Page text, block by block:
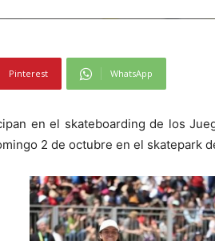
Pinterest WhatsApp
en el skateboarding de los
2 de octubre en el skatepark